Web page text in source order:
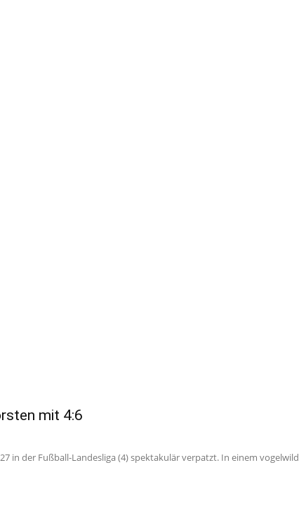
mit 4:6
in der Fußball-Landesliga (4) spektakulär verpatzt. In einem